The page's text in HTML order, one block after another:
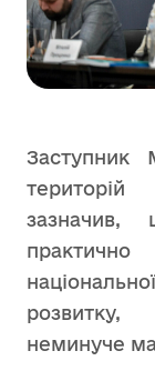
Заступник
розвитку,
неминуче